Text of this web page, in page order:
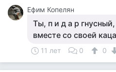
Ефим Копелян
Ты, п и д а р
вместе со своей
11 лет 0 0